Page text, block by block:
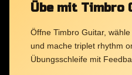
Übe mit Timbro
Öffne Timbro Guitar,
und mache triplet rhythm
Übungsschleife mit